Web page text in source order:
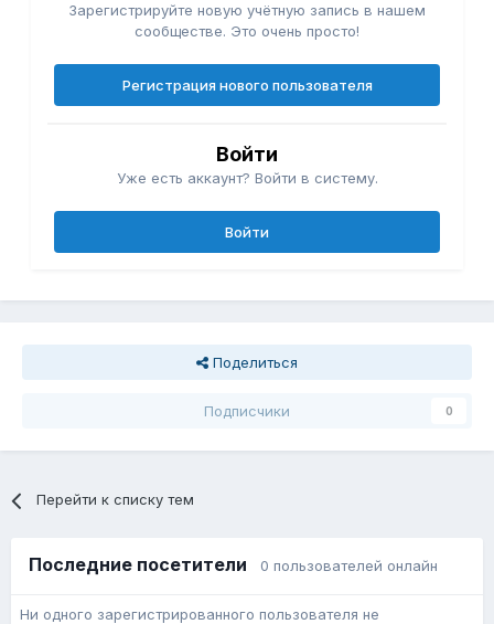
Зарегистрируйте новую учётную запись в нашем
сообществе. Это очень просто!
Регистрация нового пользователя
Войти
Уже есть аккаунт? Войти в систему.
Войти
Поделиться
Подписчики 0
Перейти к списку тем
Последние посетители 0 пользователей онлайн
Ни одного зарегистрированного пользователя не